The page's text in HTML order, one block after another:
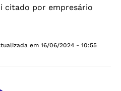
citado por empresário
em 16/06/2024 - 10:55